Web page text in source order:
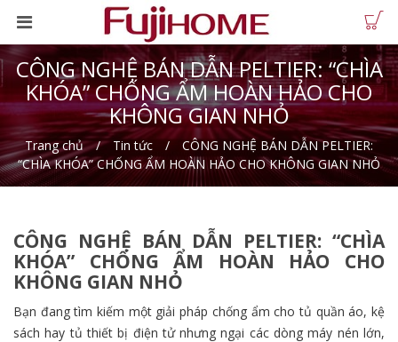
CÔNG NGHỆ BÁN DẪN PELTIER: “CHÌA
KHÓA” CHỐNG ẨM HOÀN HẢO CHO
KHÔNG GIAN NHỎ
Trang chủ Tin tức
CÔNG NGHỆ BÁN DẪN PELTIER:
“CHÌA KHÓA” CHỐNG ẨM HOÀN HẢO CHO KHÔNG GIAN NHỎ
CÔNG NGHỆ BÁN DẪN PELTIER: “CHÌA
KHÓA” CHỐNG ẨM HOÀN HẢO CHO
KHÔNG GIAN NHỎ
Bạn đang tìm kiếm một giải pháp chống ẩm cho tủ quần áo, kệ
sách hay tủ thiết bị điện tử nhưng ngại các dòng máy nén lớn,